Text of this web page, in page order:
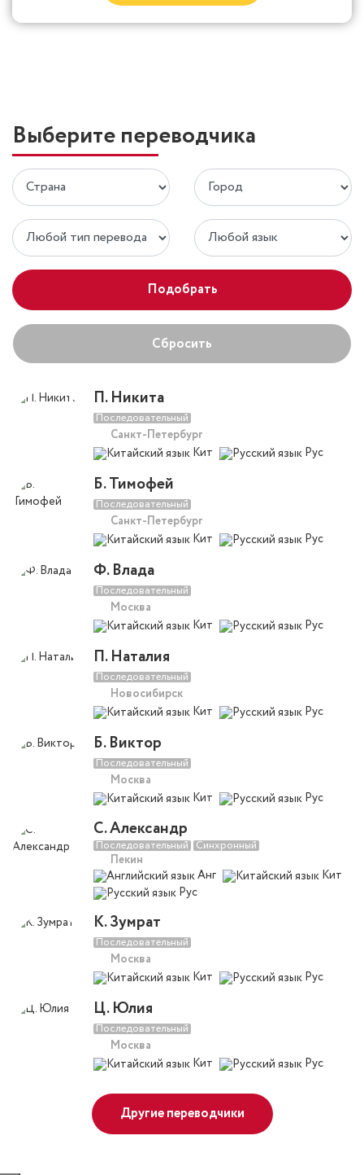
Выберите переводчика
Подобрать
Сбросить
П. Никита
Последовательный
Санкт-Петербург
Кит Рус
Б. Тимофей
Последовательный
Санкт-Петербург
Кит Рус
Ф. Влада
Последовательный
Москва
Кит Рус
П. Наталия
Последовательный
Новосибирск
Кит Рус
Б. Виктор
Последовательный
Москва
Кит Рус
С. Александр
Последовательный Синхронный
Пекин
Анг
Кит
Рус
К. Зумрат
Последовательный
Москва
Кит Рус
Ц. Юлия
Последовательный
Москва
Кит Рус
Другие переводчики